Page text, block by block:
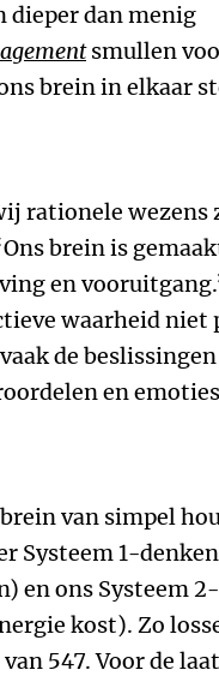
dieper dan menig
smullen
brein in elkaar
rationele wezens
brein is
en
waarheid niet
de
en emoties
van simpel
Systeem 1-denken
en ons Systeem 2-
kost). Zo
547. Voor de